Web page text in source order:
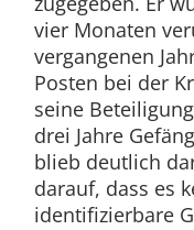
vier Monaten
vergangenen
Posten bei der
seine
drei Jahre
blieb deutlich
darauf, dass es
identifizierbare